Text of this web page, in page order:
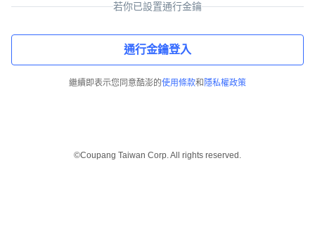
若你已設置通行金鑰
通行金鑰登入
繼續即表示您同意酷澎的使用條款和 隱私權政策
©Coupang Taiwan Corp. All rights reserved.